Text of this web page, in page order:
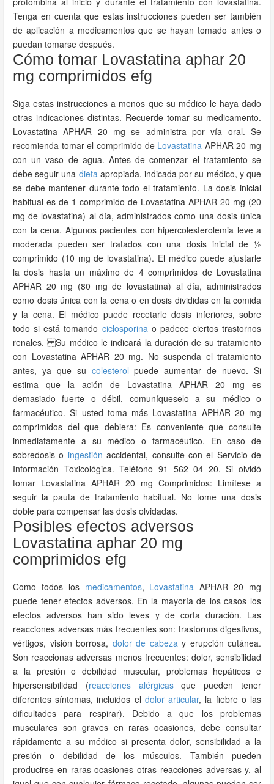
Tenga en cuenta que estas instrucciones pueden ser también
de aplicación a medicamentos que se hayan tomado antes o
puedan tomarse después.
Cómo tomar Lovastatina aphar 20
mg comprimidos efg
Siga estas instrucciones a menos que su médico le haya dado
otras indicaciones distintas. Recuerde tomar su medicamento.
Lovastatina APHAR 20 mg se administra por vía oral. Se
recomienda tomar el comprimido de Lovastatina APHAR 20 mg
con un vaso de agua. Antes de comenzar el tratamiento se
debe seguir una dietaapropiada, indicada por su médico, y que
se debe mantener durante todo el tratamiento. La dosis inicial
habitual es de 1 comprimido de Lovastatina APHAR 20 mg (20
mg de lovastatina) al día, administrados como una dosis única
con la cena. Algunos pacientes con hipercolesterolemia leve a
moderada pueden ser tratados con una dosis inicial de ½
comprimido (10 mg de lovastatina). El médico puede ajustarle
la dosis hasta un máximo de 4 comprimidos de Lovastatina
APHAR 20 mg (80 mg de lovastatina) al día, administrados
como dosis única con la cena o en dosis divididas en la comida
y la cena. El médico puede recetarle dosis inferiores, sobre
todo si está tomando ciclosporinao padece ciertos trastornos
renales. Su médico le indicará la duración de su tratamiento
con Lovastatina APHAR 20 mg. No suspenda el tratamiento
antes, ya que su colesterol puede aumentar de nuevo. Si
estima que la ación de Lovastatina APHAR 20 mg es
demasiado fuerte o débil, comuníqueselo a su médico o
farmacéutico. Si usted toma más Lovastatina APHAR 20 mg
comprimidos del que debiera: Es conveniente que consulte
inmediatamente a su médico o farmacéutico. En caso de
sobredosis o ingestión accidental, consulte con el Servicio de
Información Toxicológica. Teléfono 91 562 04 20. Si olvidó
tomar Lovastatina APHAR 20 mg Comprimidos: Limítese a
seguir la pauta de tratamiento habitual. No tome una dosis
doble para compensar las dosis olvidadas.
Posibles efectos adversos
Lovastatina aphar 20 mg
comprimidos efg
Como todos los medicamentos, Lovastatina APHAR 20 mg
puede tener efectos adversos. En la mayoría de los casos los
efectos adversos han sido leves y de corta duración. Las
reacciones adversas más frecuentes son: trastornos digestivos,
vértigos, visión borrosa, dolor de cabezay erupción cutánea.
Son reaccionas adversas menos frecuentes: dolor, sensibilidad
a la presión o debilidad muscular, problemas hepáticos e
hipersensibilidad (reacciones alérgicasque pueden tener
diferentes síntomas, incluidos el dolor articular, la fiebre o las
dificultades para respirar). Debido a que los problemas
musculares son graves en raras ocasiones, debe consultar
rápidamente a su médico si presenta dolor, sensibilidad a la
presión o debilidad de los músculos. También pueden
producirse en raras ocasiones otras reacciones adversas y, al